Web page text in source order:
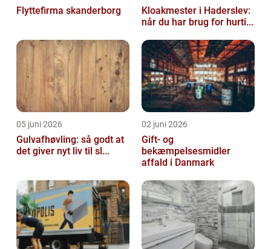
Flyttefirma skanderborg
Kloakmester i Haderslev:
når du har brug for hurti...
05 juni 2026
Gulvafhøvling: så godt at
det giver nyt liv til sl...
02 juni 2026
Gift- og
bekæmpelsesmidler
affald i Danmark